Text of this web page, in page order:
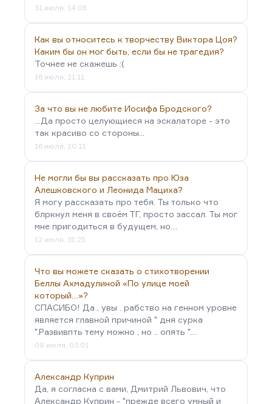
31 июля, 14:05
Как вы относитесь к творчеству Виктора Цоя?
Каким бы он мог быть, если бы не трагедия?
Точнее не скажешь :(
16 июля, 21:11
За что вы не любите Иосифа Бродского?
...Да просто целующиеся на эскалаторе - это
так красиво со стороны...
16 июля, 20:11
Не могли бы вы рассказать про Юза
Алешковского и Леонида Мациха?
Я могу рассказать про тебя. Ты только что
блркнул меня в своём ТГ, просто зассал. Ты мог
мне пригодиться в будущем, но…
12 июля, 15:25
Что вы можете сказать о стихотворении
Беллы Ахмадулиной «По улице моей
который…»?
СПАСИБО! Да , увы . рабство на генном уровне
является главной причиной " дня сурка
".Развивпть тему можно , но .. опять "…
09 июля, 03:01
Александр Куприн
Да, я согласна с вами, Дмитрий Львович, что
Александр Куприн - "прежде всего умный и